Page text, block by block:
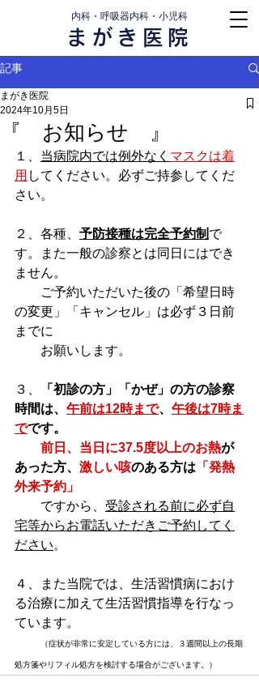
内科・呼吸器内科・小児科
まがき医院
記事
『 お知らせ 』
まがき医院
2024年10月5日
１、 当病院内では例外なく マスクは着
用 してください。必ずご持参してくだ
さい。
２、各種、 予防接種は完全予約制 で
す。また一般の診察とは同日にはでき
ません。
ご予約いただいた後の「希望日時
の変更」「キャンセル」は必ず３日前
までに
お願いします。
３、
「初診の方」「かぜ」の方の診察
時間は、 午前は12時まで、 午後は7時ま
でです。
前日、当日に37.5度以上のお熱が
あった方、 激しい咳のある方は 「発熱
外来予約」
ですから、 受診される前に必ず自
宅等からお電話いただきご予約してく
ださい。
４、また当院では、生活習慣病におけ
る治療に加えて生活習慣指導を行なっ
ています。
（症状が非常に安定している方には、３週間以上の長期
処方箋やリフィル処方を検討する場合がございます。）